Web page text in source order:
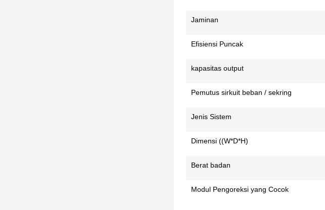
Jaminan
Efisiensi Puncak
kapasitas output
Pemutus sirkuit beban / sekring
Jenis Sistem
Dimensi ((W*D*H)
Berat badan
Modul Pengoreksi yang Cocok